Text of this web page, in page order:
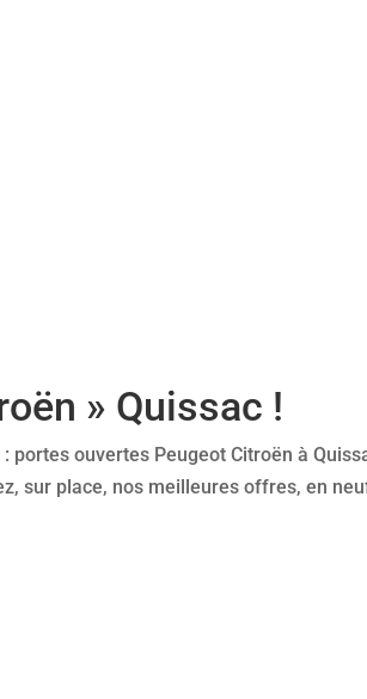
» Quissac !
portes ouvertes Peugeot Citroën à
sur place, nos meilleures offres, en